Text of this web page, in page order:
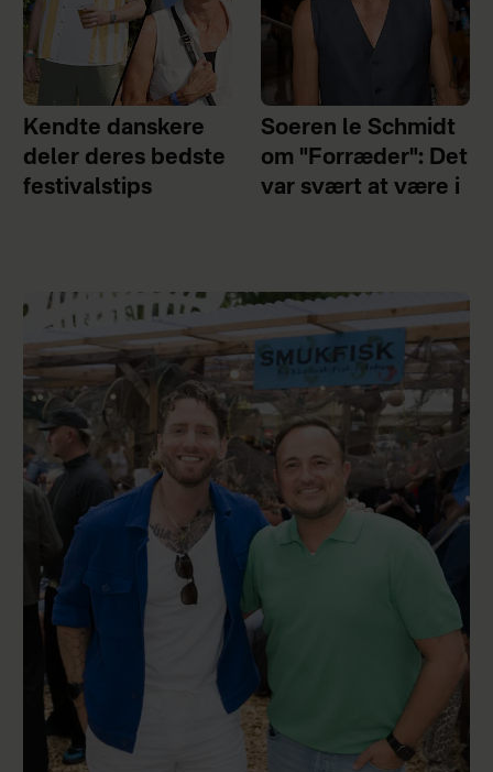
Kendte danskere
deler deres bedste
festivalstips
Soeren le Schmidt
om "Forræder": Det
var svært at være i